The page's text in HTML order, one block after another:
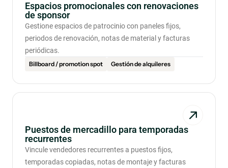
Espacios promocionales con renovaciones
de sponsor
Gestione espacios de patrocinio con paneles fijos,
periodos de renovación, notas de material y facturas
periódicas.
Billboard / promotion spot
Gestión de alquileres
Puestos de mercadillo para temporadas
recurrentes
Vincule vendedores recurrentes a puestos fijos,
temporadas copiadas, notas de montaje y facturas